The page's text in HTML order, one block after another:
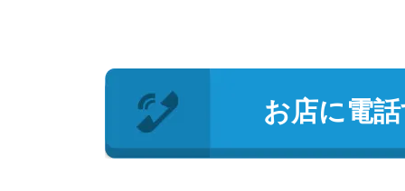
お店に電